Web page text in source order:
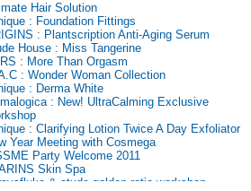
Hair Solution
: Foundation Fittings
: Plantscription Anti-Aging Serum
House : Miss Tangerine
: More Than Orgasm
: Wonder Woman Collection
: Derma White
: New! UltraCalming Exclusive
: Clarifying Lotion Twice A Day Exfoliator
Year Meeting with Cosmega
Party Welcome 2011
Skin Spa
& etude golden ratio workshop